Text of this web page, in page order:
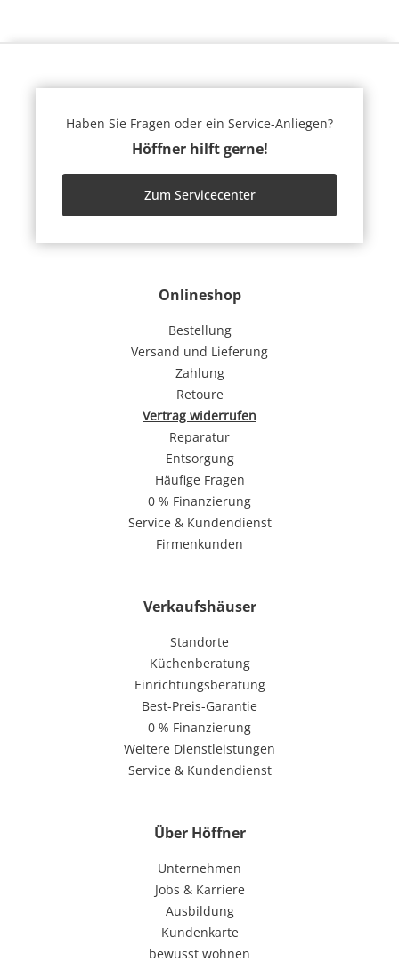
Onlineshop
Bestellung
Versand und Lieferung
Zahlung
Retoure
Vertrag widerrufen
Reparatur
Entsorgung
Häufige Fragen
0 % Finanzierung
Service & Kundendienst
Firmenkunden
Verkaufshäuser
Standorte
Küchenberatung
Einrichtungsberatung
Best-Preis-Garantie
0 % Finanzierung
Weitere Dienstleistungen
Service & Kundendienst
Über Höffner
Unternehmen
Jobs & Karriere
Ausbildung
Kundenkarte
bewusst wohnen
Haben Sie Fragen oder ein Service-Anliegen?
Höffner hilft gerne!
Zum Servicecenter